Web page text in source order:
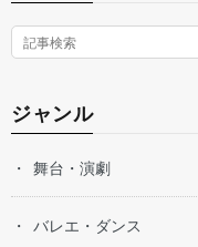
ジャンル
舞台・演劇
バレエ・ダンス